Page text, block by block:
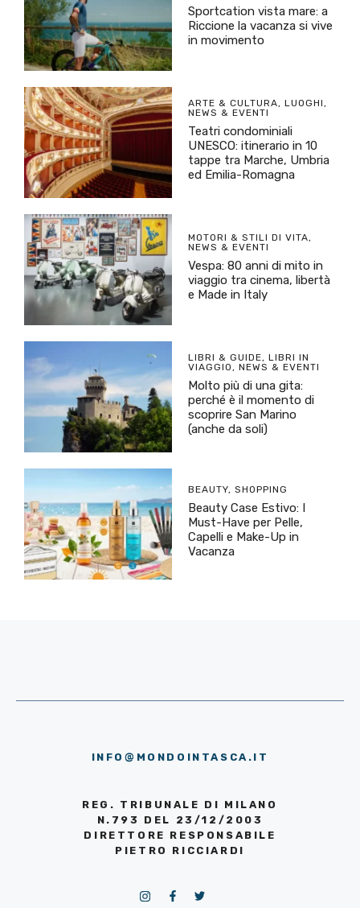
Sportcation vista mare: a
Riccione la vacanza si vive
in movimento
ARTE & CULTURA, LUOGHI,
NEWS & EVENTI
Teatri condominiali
UNESCO: itinerario in 10
tappe tra Marche, Umbria
ed Emilia-Romagna
MOTORI & STILI DI VITA,
NEWS & EVENTI
Vespa: 80 anni di mito in
viaggio tra cinema, libertà
e Made in Italy
LIBRI & GUIDE, LIBRI IN
VIAGGIO, NEWS & EVENTI
Molto più di una gita:
perché è il momento di
scoprire San Marino
(anche da soli)
BEAUTY, SHOPPING
Beauty Case Estivo: I
Must-Have per Pelle,
Capelli e Make-Up in
Vacanza
INFO@MONDOINTASCA.IT
REG. TRIBUNALE DI MILANO
N.793 DEL 23/12/2003
DIRETTORE RESPONSABILE
PIETRO RICCIARDI